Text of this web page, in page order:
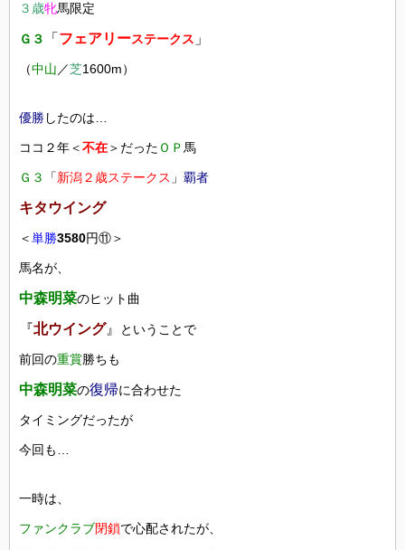
３歳牝馬限定
Ｇ３ 「 フェアリーステークス 」
（中山／芝1600m）
優勝したのは…
ココ２年＜不在＞だった ＯＰ馬
Ｇ３ 「新潟２歳ステークス 」 覇者
キタウイング
＜単勝3580円⑪＞
馬名が、
中森明菜のヒット曲
『北ウイング』 ということで
前回の重賞勝ちも
中森明菜の復帰に合わせた
タイミングだったが
今回も…
一時は、
ファンクラブ閉鎖で心配されたが、